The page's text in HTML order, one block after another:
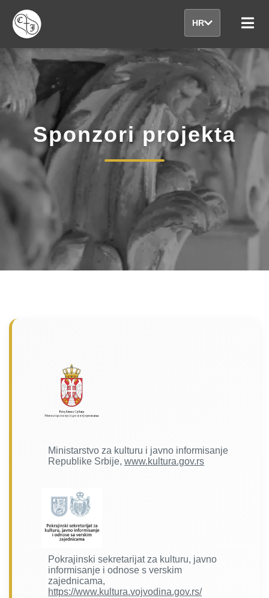
HR
Sponzori projekta
Ministarstvo za kulturu i javno informisanje
Republike Srbije, www.kultura.gov.rs
Pokrajinski sekretarijat za kulturu, javno
informisanje i odnose s verskim
zajednicama,
https://www.kultura.vojvodina.gov.rs/